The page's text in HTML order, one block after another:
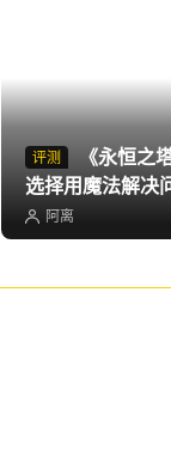
评测
选择用魔法解决
阿离